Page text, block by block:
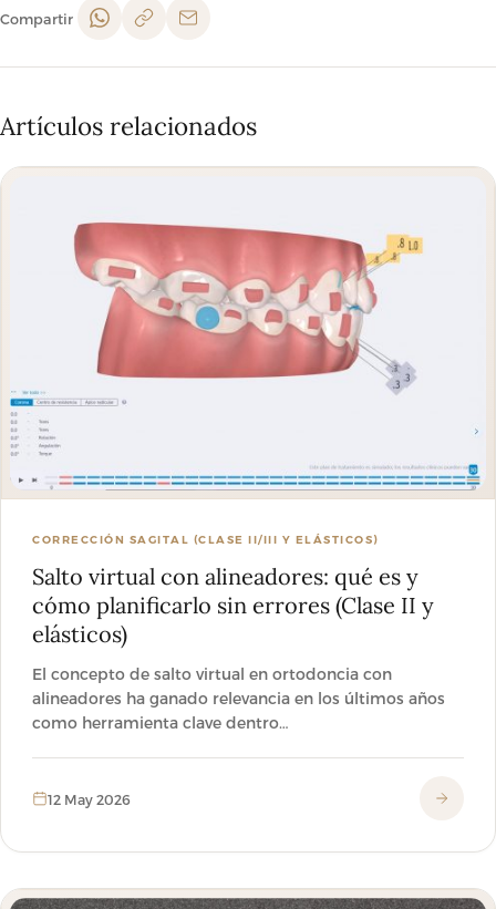
Compartir
Artículos relacionados
CORRECCIÓN SAGITAL (CLASE II/III Y ELÁSTICOS)
Salto virtual con alineadores: qué es y
cómo planificarlo sin errores (Clase II y
elásticos)
El concepto de salto virtual en ortodoncia con
alineadores ha ganado relevancia en los últimos años
como herramienta clave dentro…
12 May 2026